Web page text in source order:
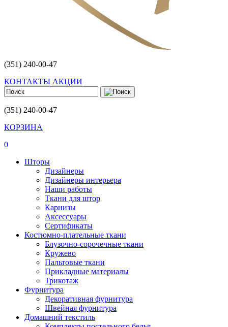
(351) 240-00-47
КОНТАКТЫ АКЦИИ
(351) 240-00-47
КОРЗИНА
0
Шторы
Дизайнеры
Дизайнеры интерьера
Наши работы
Ткани для штор
Карнизы
Аксессуары
Сертификаты
Костюмно-плательные ткани
Блузочно-сорочечные ткани
Кружево
Пальтовые ткани
Прикладные материалы
Трикотаж
Фурнитура
Декоративная фурнитура
Швейная фурнитура
Домашний текстиль